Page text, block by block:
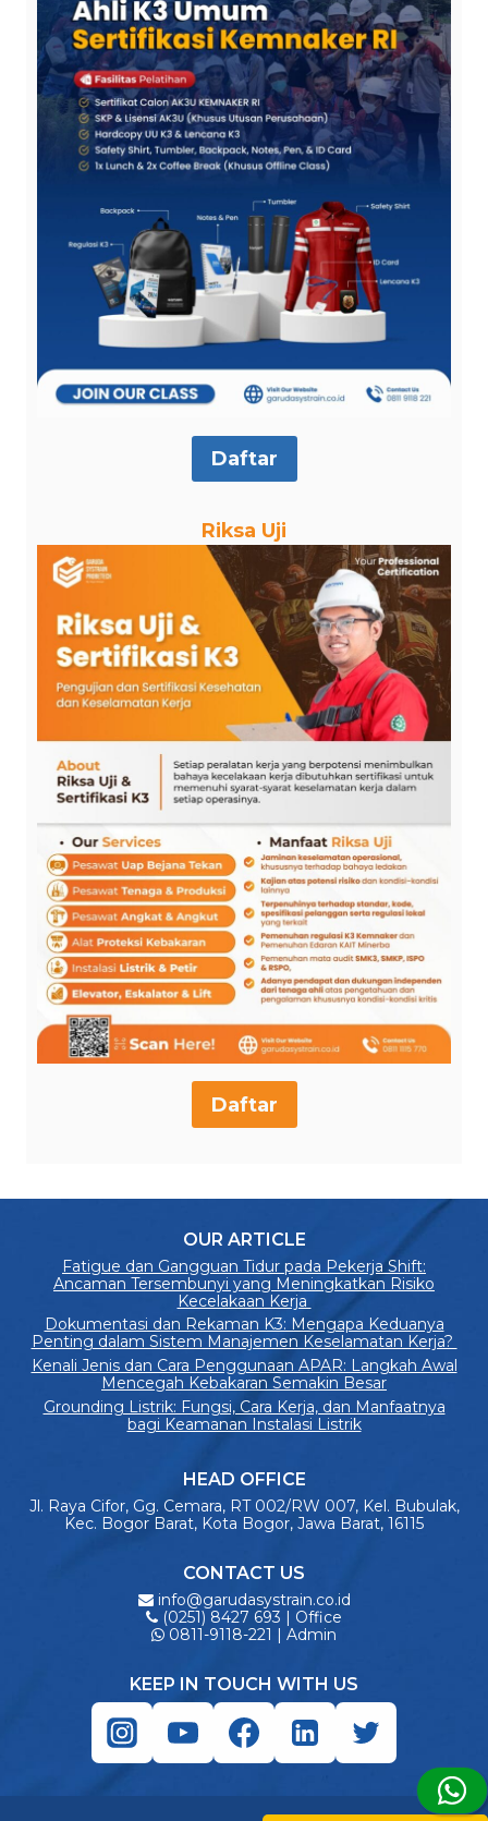
Daftar
Riksa Uji
Daftar
OUR ARTICLE
Fatigue dan Gangguan Tidur pada Pekerja Shift:
Ancaman Tersembunyi yang Meningkatkan Risiko
Kecelakaan Kerja
Dokumentasi dan Rekaman K3: Mengapa Keduanya
Penting dalam Sistem Manajemen Keselamatan Kerja?
Kenali Jenis dan Cara Penggunaan APAR: Langkah Awal
Mencegah Kebakaran Semakin Besar
Grounding Listrik: Fungsi, Cara Kerja, dan Manfaatnya
bagi Keamanan Instalasi Listrik
HEAD OFFICE
Jl. Raya Cifor, Gg. Cemara, RT 002/RW 007, Kel. Bubulak,
Kec. Bogor Barat, Kota Bogor, Jawa Barat, 16115
CONTACT US
info@garudasystrain.co.id
(0251) 8427 693 | Office
0811-9118-221 | Admin
KEEP IN TOUCH WITH US